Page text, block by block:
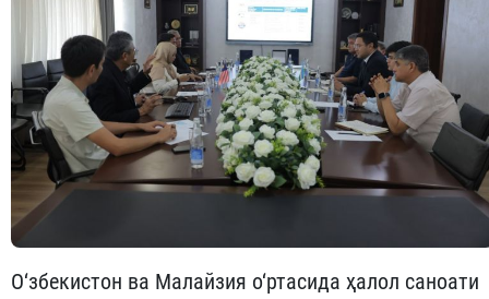
О‘збекистон ва Малайзия о‘ртасида ҳалол саноати